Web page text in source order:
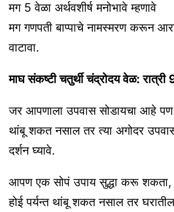
मग 5 वेळा अर्थवशीर्ष मनोभावे म्हणावे
मग गणपती बाप्पाचे नामस्मरण करून
वाटावा.
माघ संकष्टी चतुर्थी चंद्रोदय वेळ:
जर आपणाला उपवास सोडायचा आहे पण
थांबू शकत नसाल तर त्या अगोदर
दर्शन घ्यावे.
आपण एक सोपं उपाय सुद्धा करू
होई पर्यन्त थांबू शकत नसाल तर